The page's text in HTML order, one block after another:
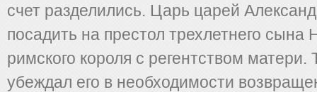
счет разделились. Царь царей
посадить на престол трехлетнего сына
римского короля с регентством
убеждал его в необходимости